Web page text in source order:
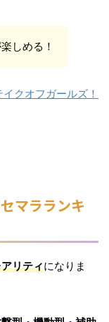
しめる！
クオフガールズ！
マラランキ
リティになりま